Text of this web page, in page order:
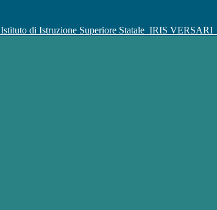
Istituto di Istruzione Superiore Statale IRIS VERSARI